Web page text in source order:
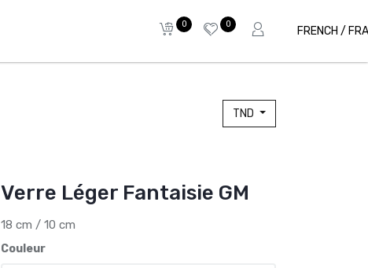
0 0
FRENCH /
TND
Verre Léger Fantaisie GM
18 cm / 10 cm
Couleur